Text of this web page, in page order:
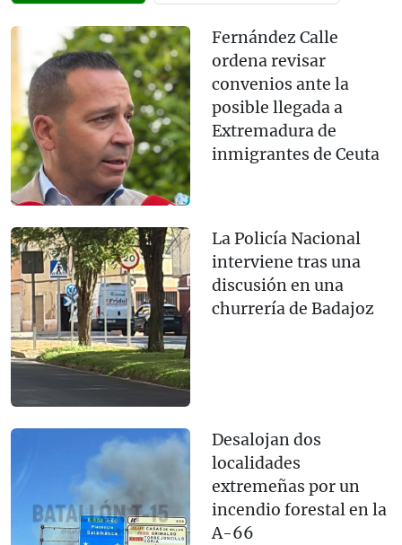
Fernández Calle
ordena revisar
convenios ante la
posible llegada a
Extremadura de
inmigrantes de Ceuta
La Policía Nacional
interviene tras una
discusión en una
churrería de Badajoz
Desalojan dos
localidades
extremeñas por un
incendio forestal en la
A-66